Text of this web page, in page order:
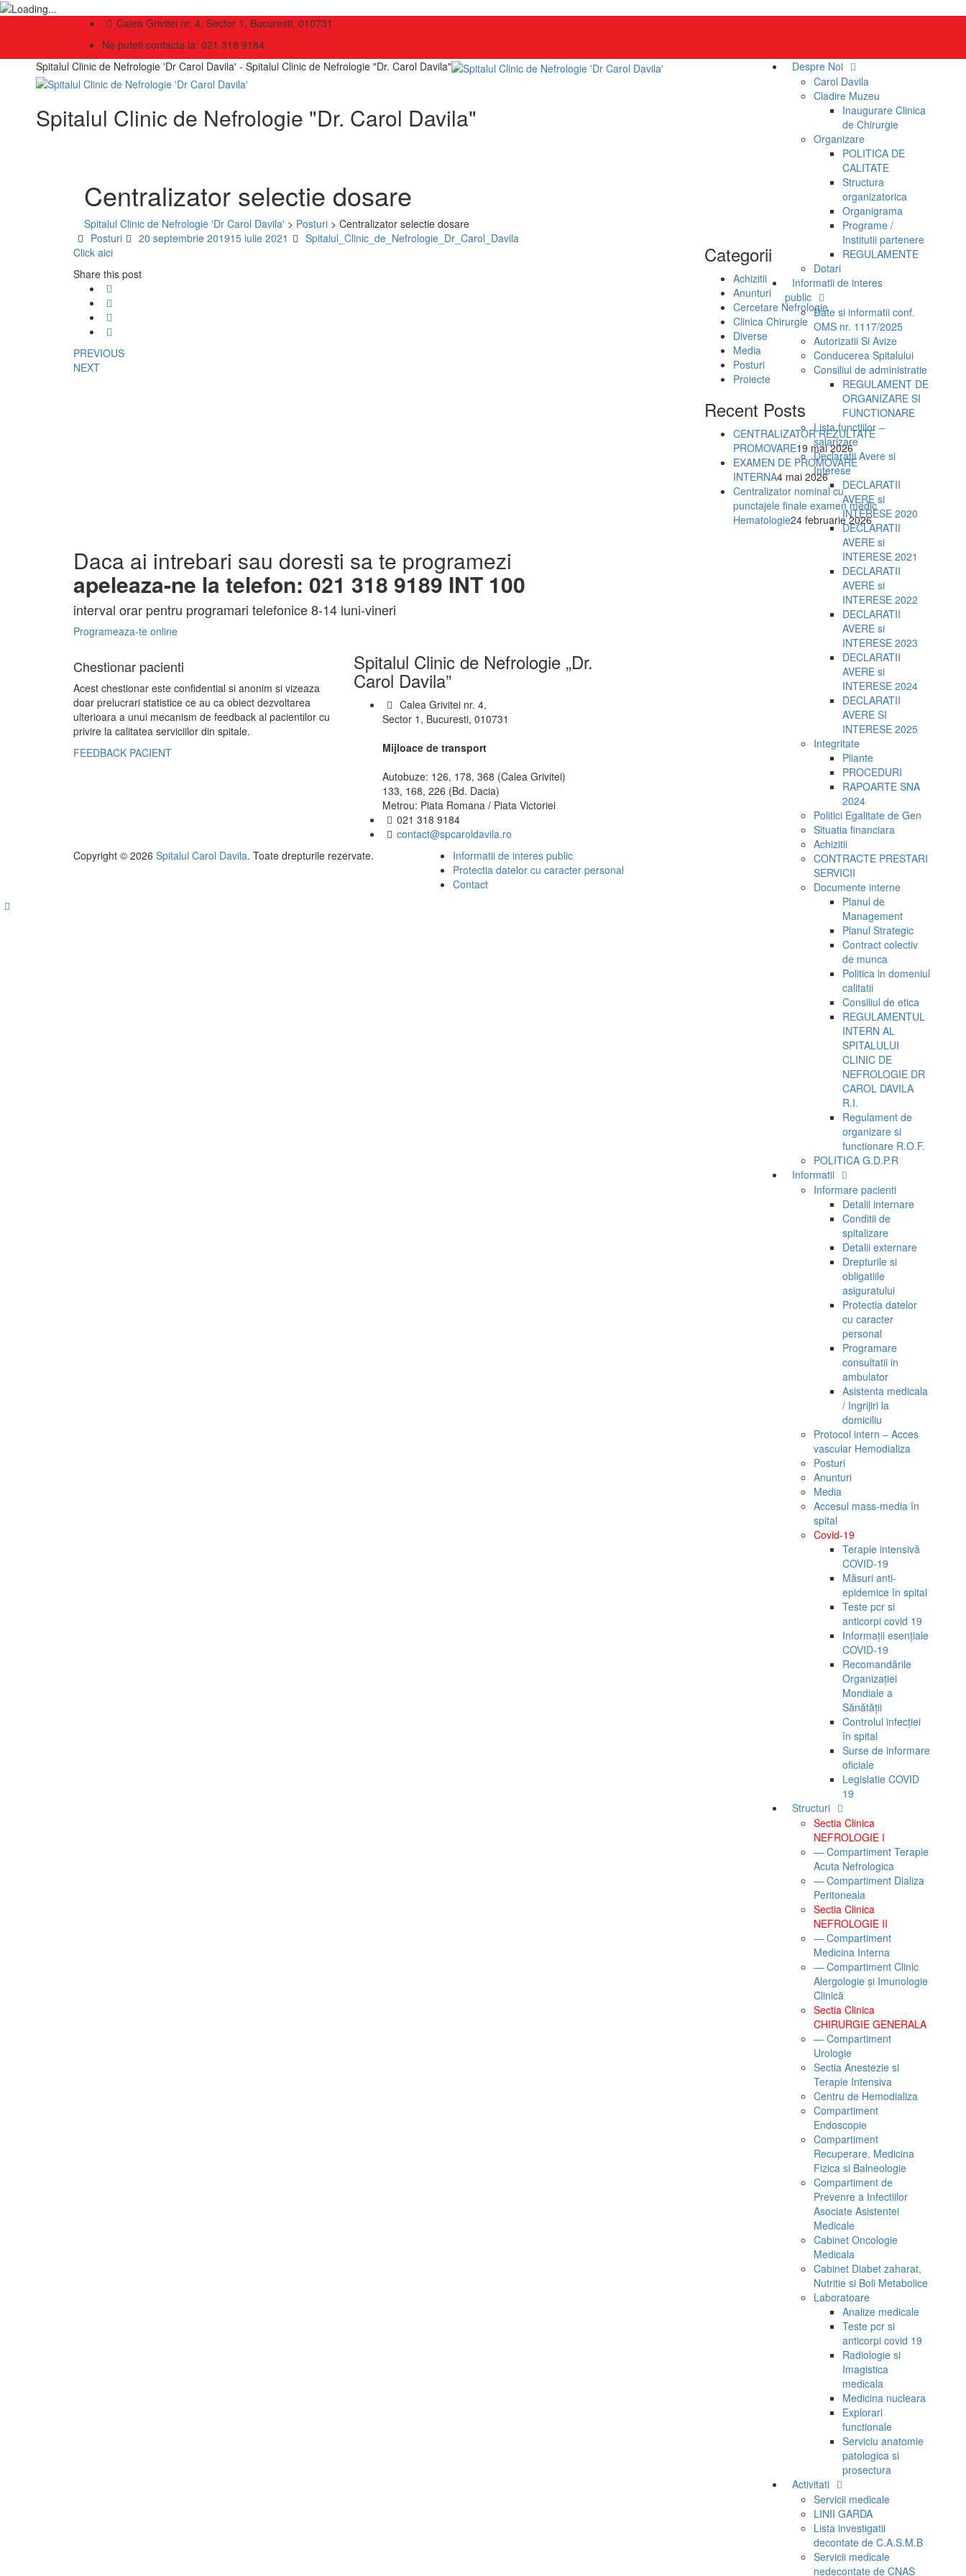
Calea Grivitei nr. 4, Sector 1, Bucuresti, 010731
Ne puteti contacta la: 021 318 9184
Spitalul Clinic de Nefrologie 'Dr Carol Davila' - Spitalul Clinic de Nefrologie "Dr. Carol Davila"
Spitalul Clinic de Nefrologie "Dr. Carol Davila"
Despre Noi
Carol Davila
Cladire Muzeu
Inaugurare Clinica
de Chirurgie
Organizare
POLITICA DE
CALITATE
Structura
organizatorica
Organigrama
Programe /
Institutii partenere
REGULAMENTE
Dotari
Informatii de interes
public
Date si informatii conf.
OMS nr. 1117/2025
Autorizatii Si Avize
Conducerea Spitalului
Consiliul de administratie
REGULAMENT DE
ORGANIZARE SI
FUNCTIONARE
Lista functiilor –
salarizare
Declaratii Avere si
Interese
DECLARATII
AVERE si
INTERESE 2020
DECLARATII
AVERE si
INTERESE 2021
DECLARATII
AVERE si
INTERESE 2022
DECLARATII
AVERE si
INTERESE 2023
DECLARATII
AVERE si
INTERESE 2024
DECLARATII
AVERE SI
INTERESE 2025
Integritate
Pliante
PROCEDURI
RAPOARTE SNA
2024
Politici Egalitate de Gen
Situatia financiara
Achizitii
CONTRACTE PRESTARI
SERVICII
Documente interne
Planul de
Management
Planul Strategic
Contract colectiv
de munca
Politica in domeniul
calitatii
Consiliul de etica
REGULAMENTUL
INTERN AL
SPITALULUI
CLINIC DE
NEFROLOGIE DR
CAROL DAVILA
R.I.
Regulament de
organizare si
functionare R.O.F.
POLITICA G.D.P.R
Informatii
Informare pacienti
Detalii internare
Conditii de
spitalizare
Detalii externare
Drepturile si
obligatiile
asiguratului
Protectia datelor
cu caracter
personal
Programare
consultatii in
ambulator
Asistenta medicala
/ Ingrijiri la
domiciliu
Protocol intern – Acces
vascular Hemodializa
Posturi
Anunturi
Media
Accesul mass-media în
spital
Covid-19
Terapie intensivă
COVID-19
Măsuri anti-
epidemice în spital
Teste pcr si
anticorpi covid 19
Informații esențiale
COVID-19
Recomandările
Organizației
Mondiale a
Sănătății
Controlul infecției
în spital
Surse de informare
oficiale
Legislatie COVID
19
Structuri
Sectia Clinica
NEFROLOGIE I
— Compartiment Terapie
Acuta Nefrologica
— Compartiment Dializa
Peritoneala
Sectia Clinica
NEFROLOGIE II
— Compartiment
Medicina Interna
— Compartiment Clinic
Alergologie și Imunologie
Clinică
Sectia Clinica
CHIRURGIE GENERALA
— Compartiment
Urologie
Sectia Anestezie si
Terapie Intensiva
Centru de Hemodializa
Compartiment
Endoscopie
Compartiment
Recuperare, Medicina
Fizica si Balneologie
Compartiment de
Prevenre a Infectiilor
Asociate Asistentei
Medicale
Cabinet Oncologie
Medicala
Cabinet Diabet zaharat,
Nutritie si Boli Metabolice
Laboratoare
Analize medicale
Teste pcr si
anticorpi covid 19
Radiologie si
Imagistica
medicala
Medicina nucleara
Explorari
functionale
Serviciu anatomie
patologica si
prosectura
Activitati
Servicii medicale
LINII GARDA
Lista investigatii
decontate de C.A.S.M.B
Servicii medicale
nedecontate de CNAS
Centralizator selectie dosare
Spitalul Clinic de Nefrologie 'Dr Carol Davila' > Posturi > Centralizator selectie dosare
Categories
Posturi
Posted
20 septembrie 201915 iulie 2021 Author
Spitalul_Clinic_de_Nefrologie_Dr_Carol_Davila
Click aici
Share this post
PREVIOUS
NEXT
Categorii
Achizitii
Anunturi
Cercetare Nefrologie
Clinica Chirurgie
Diverse
Media
Posturi
Proiecte
Recent Posts
CENTRALIZATOR REZULTATE
PROMOVARE19 mai 2026
EXAMEN DE PROMOVARE
INTERNA4 mai 2026
Centralizator nominal cu
punctajele finale examen medic
Hematologie24 februarie 2026
Daca ai intrebari sau doresti sa te programezi
apeleaza-ne la telefon: 021 318 9189 INT 100
interval orar pentru programari telefonice 8-14 luni-vineri
Programeaza-te online
Chestionar pacienti
Acest chestionar este confidential si anonim si vizeaza
doar prelucrari statistice ce au ca obiect dezvoltarea
ulterioara a unui mecanism de feedback al pacientilor cu
privire la calitatea serviciilor din spitale.
FEEDBACK PACIENT
Spitalul Clinic de Nefrologie „Dr.
Carol Davila”
Calea Grivitei nr. 4,
Sector 1, Bucuresti, 010731
Mijloace de transport
Autobuze: 126, 178, 368 (Calea Grivitei)
133, 168, 226 (Bd. Dacia)
Metrou: Piata Romana / Piata Victoriei
021 318 9184
contact@spcaroldavila.ro
Copyright © 2026 Spitalul Carol Davila. Toate drepturile rezervate.
Informatii de interes public
Protectia datelor cu caracter personal
Contact